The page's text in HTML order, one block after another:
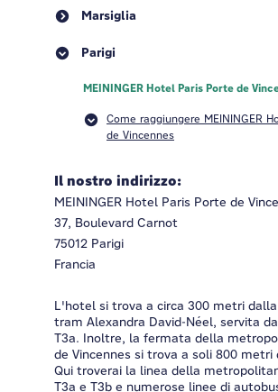
Marsiglia
Parigi
MEININGER Hotel Paris Porte de
Come raggiungere MEININGER
de Vincennes
Il nostro indirizzo:
MEININGER Hotel Paris Porte de
37, Boulevard Carnot
75012 Parigi
Francia
L'hotel si trova a circa 300 metri
tram Alexandra David-Néel, servita
T3a. Inoltre, la fermata della
de Vincennes si trova a soli 800
Qui troverai la linea della
T3a e T3b e numerose linee di